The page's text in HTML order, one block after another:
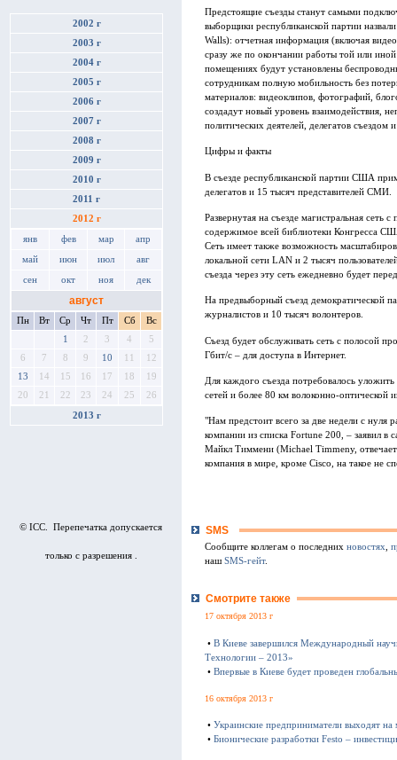
2002 г
2003 г
2004 г
2005 г
2006 г
2007 г
2008 г
2009 г
2010 г
2011 г
2012 г
янв фев мар апр
май июн июл авг
сен окт ноя дек
август
Пн Вт Ср Чт Пт Сб
Вс
1
2 3 4
5
6
7 8 9 10 11
12
13
14 15 16 17 18
19
20
21 22 23 24 25 26
2013 г
© ICC. Перепечатка допускается
только с разрешения .
Предстоящие съезды станут самыми
выборщики республиканской партии
Walls): отчетная информация (включая
сразу же по окончании работы той или
помещениях будут установлены
сотрудникам полную мобильность без
материалов: видеоклипов, фотографий,
создадут новый уровень взаимодействия,
политических деятелей, делегатов съездом
Цифры и факты
В съезде республиканской партии США
делегатов и 15 тысяч представителей СМИ.
Развернутая на съезде магистральная сеть
содержимое всей библиотеки Конгресса
Сеть имеет также возможность
локальной сети LAN и 2 тысяч
съезда через эту сеть ежедневно будет
На предвыборный съезд демократической
журналистов и 10 тысяч волонтеров.
Съезд будет обслуживать сеть с полосой
Гбит/с – для доступа в Интернет.
Для каждого съезда потребовалось
сетей и более 80 км волоконно-оптической
"Нам предстоит всего за две недели с нуля
компании из списка Fortune 200, – заявил в
Майкл Тиммени (Michael Timmeny,
компания в мире, кроме Cisco, на такое не
SMS
Сообщите коллегам о последних новостях
наш SMS-гейт.
Смотрите также
17 октября 2013 г
• В Киеве завершился Международный
Технологии – 2013»
• Впервые в Киеве будет проведен
16 октября 2013 г
• Украинские предприниматели выходят
• Бионические разработки Festo –